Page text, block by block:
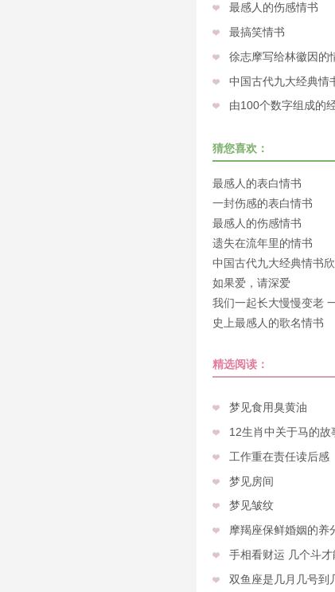
最感人的伤感情书
最搞笑情书
徐志摩写给林徽因的
中国古代九大经典情
由100个数字组成的
猜您喜欢：
最感人的表白情书
一封伤感的表白情书
最感人的伤感情书
遗失在流年里的情书
中国古代九大经典情书
如果爱，请深爱
我们一起长大慢慢变老
老
史上最感人的歌名情书
精选阅读：
梦见食用臭黄油
12生肖中关于马的故
工作重在责任读后感
梦见房间
梦见皱纹
摩羯座保鲜婚姻的养
手相看财运 几个斗才
双鱼座是几月几号到